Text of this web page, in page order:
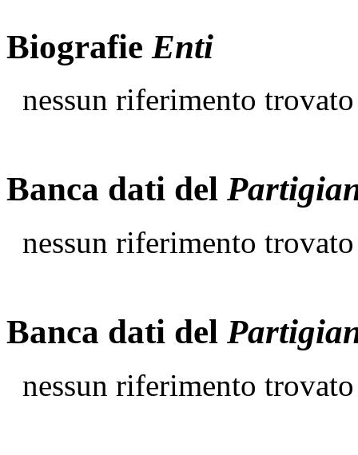
Biografie Enti
nessun riferimento trovato
Banca dati del
nessun riferimento trovato
Banca dati del
nessun riferimento trovato